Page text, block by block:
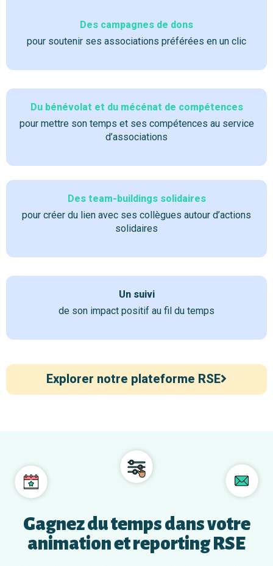
Des campagnes de dons
pour soutenir ses associations préférées en un clic
Du bénévolat et du mécénat de compétences
pour mettre son temps et ses compétences au service
d’associations
Des team-buildings solidaires
pour créer du lien avec ses collègues autour d’actions
solidaires
Un suivi
de son impact positif au fil du temps
Explorer notre plateforme RSE
Gagnez du temps dans votre
animation et reporting RSE